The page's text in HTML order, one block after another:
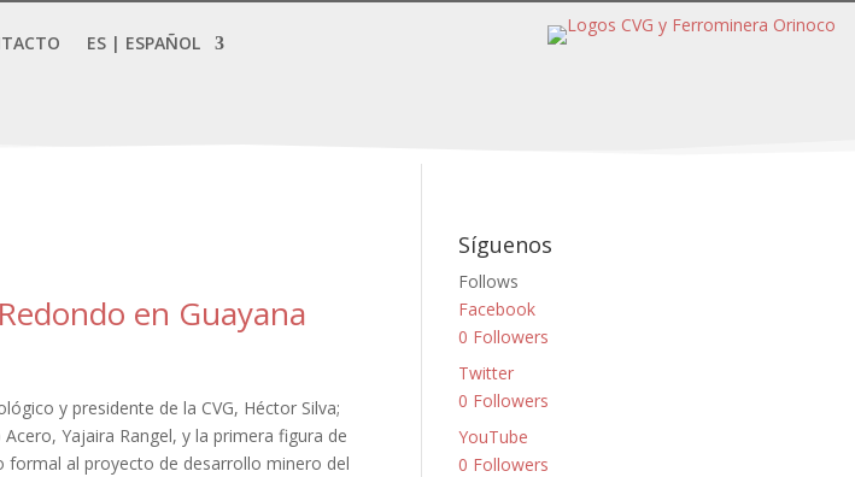
ES | ESPAÑOL
en Guayana
y presidente de la CVG, Héctor Silva;
Yajaira Rangel, y la primera figura de
formal al proyecto de desarrollo minero del
Síguenos
Follows
Facebook
0 Followers
Twitter
0 Followers
YouTube
0 Followers